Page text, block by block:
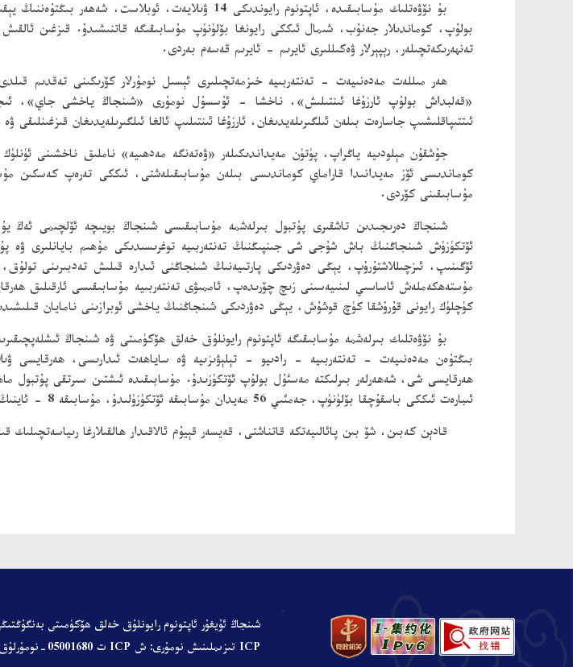
بولۇپ، كوماندىلار جەنۇب، شىمال ئىككى رايونغا بۆلۈنۈپ مۇسابىقىگە قاتنىشىدۇ. قىزغىن
تەنھەرىكەتچىلەر، رېپېرلار ۋەكىللىرى ئايرىم - ئايرىم قەسەم بەردى.
ھەر مىللەت مەدەنىيەت - تەنتەربىيە خىزمەتچىلىرى ئېسىل نومۇرلار كۆرىكىنى تەقدىم
«قەلبداش بولۇپ ئارزۇغا ئىنتىلىش»، ناخشا - ئۇسسۇل نومۇرى «شىنجاڭ ياخشى جاي»،
ئىتتىپاقلىشىپ جاسارەت بىلەن ئىلگىرىلەيدىغان، ئارزۇغا ئىنتىلىپ ئالغا ئىلگىرىلەيدىغان
جۇشقۇن مېلودىيە ياڭراپ، پۈتۈن مەيداندىكىلەر «ۋەتەنگە مەدھىيە» ناملىق ناخشىنى
مۇسابىقىنى كۆردى.
شىنجاڭ دەرىجىدىن تاشقىرى پۇتبول بىرلەشمە مۇسابىقىسى شىنجاڭ بويىچە ئۆلچىمى ئەڭ
ئۆتكۈزۈش شىنجاڭنىڭ باش شۇجى شى جىنپىڭنىڭ تەنتەربىيە توغرىسىدىكى مۇھىم بايانلىرى ۋە
ئۆگىنىپ، ئىزچىللاشتۇرۇپ، يېڭى دەۋردىكى پارتىيەنىڭ شىنجاڭنى ئىدارە قىلىش تەدبىرىنى
مۇستەھكەملەش ئاساسىي لىنىيەسىنى زىچ چۆرىدەپ، ئاممىۋى تەنتەربىيە مۇسابىقىسى ئارقىلىق
كۈچلۈك رايونى قۇرۇشقا كۈچ قوشۇش، يېڭى دەۋردىكى شىنجاڭنىڭ ياخشى ئوبرازىنى نامايان
بۇ نۆۋەتلىك بىرلەشمە مۇسابىقىگە ئاپتونوم رايونلۇق خەلق ھۆكۈمىتى ۋە شىنجاڭ
بىڭتۇەن مەدەنىيەت - تەنتەربىيە - رادىيو - تېلېۋىزىيە ۋە ساياھەت ئىدارىسى،
ھەرقايسى شى، شەھەرلەر بىرلىكتە مەسئۇل بولۇپ ئۆتكۈزىدۇ. مۇسابىقىدە ئىشتىن سىرتقى پۇتبول
ئىبارەت ئىككى باسقۇچقا بۆلۈنۈپ، جەمئىي 56 مەيدان مۇسابىقە ئۆتكۈزۈلىدۇ، مۇسابىقە 8 - ئاينىڭ 9 - كۈنى ئاخىرلىشىدۇ.
قادېن كەبىن، شۆ بىن پائالىيەتكە قاتناشتى، قەيسەر قېيۇم ئالاقىدار ھالقىلارغا رىياسەتچىلىك
شىنجاڭ ئۇيغۇر ئاپتونوم رايونلۇق خەلق ھۆكۈمىتى
ICP تىزىملىنىش نومۇرى: ش ICP ت 05001680-نومۇرلۇق
、